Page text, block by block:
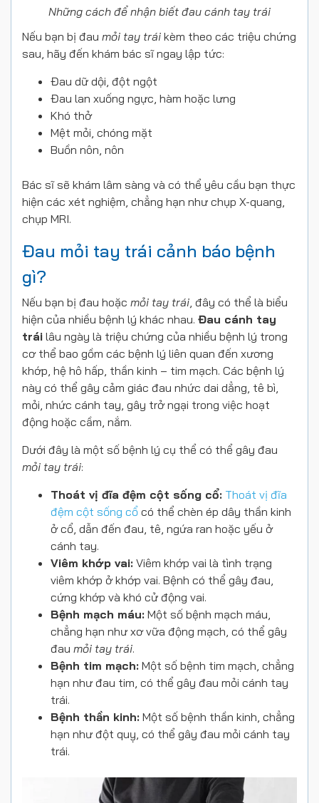
Những cách để nhận biết đau cánh tay trái
Nếu bạn bị đau mỏi tay trái kèm theo các triệu chứng
sau, hãy đến khám bác sĩ ngay lập tức:
Đau dữ dội, đột ngột
Đau lan xuống ngực, hàm hoặc lưng
Khó thở
Mệt mỏi, chóng mặt
Buồn nôn, nôn
Bác sĩ sẽ khám lâm sàng và có thể yêu cầu bạn thực
hiện các xét nghiệm, chẳng hạn như chụp X-quang,
chụp MRI.
Đau mỏi tay trái cảnh báo bệnh
gì?
Nếu bạn bị đau hoặc mỏi tay trái , đây có thể là biểu
hiện của nhiều bệnh lý khác nhau. Đau cánh tay
trái lâu ngày là triệu chứng của nhiều bệnh lý trong
cơ thể bao gồm các bệnh lý liên quan đến xương
khớp, hệ hô hấp, thần kinh – tim mạch. Các bệnh lý
này có thể gây cảm giác đau nhức dai dẳng, tê bì,
mỏi, nhức cánh tay, gây trở ngại trong việc hoạt
động hoặc cầm, nắm.
Dưới đây là một số bệnh lý cụ thể có thể gây đau
mỏi tay trái:
Thoát vị đĩa đệm cột sống cổ: Thoát vị đĩa
đệm cột sống cổ có thể chèn ép dây thần kinh
ở cổ, dẫn đến đau, tê, ngứa ran hoặc yếu ở
cánh tay.
Viêm khớp vai: Viêm khớp vai là tình trạng
viêm khớp ở khớp vai. Bệnh có thể gây đau,
cứng khớp và khó cử động vai.
Bệnh mạch máu: Một số bệnh mạch máu,
chẳng hạn như xơ vữa động mạch, có thể gây
đau mỏi tay trái.
Bệnh tim mạch: Một số bệnh tim mạch, chẳng
hạn như đau tim, có thể gây đau mỏi cánh tay
trái.
Bệnh thần kinh: Một số bệnh thần kinh, chẳng
hạn như đột quỵ, có thể gây đau mỏi cánh tay
trái.